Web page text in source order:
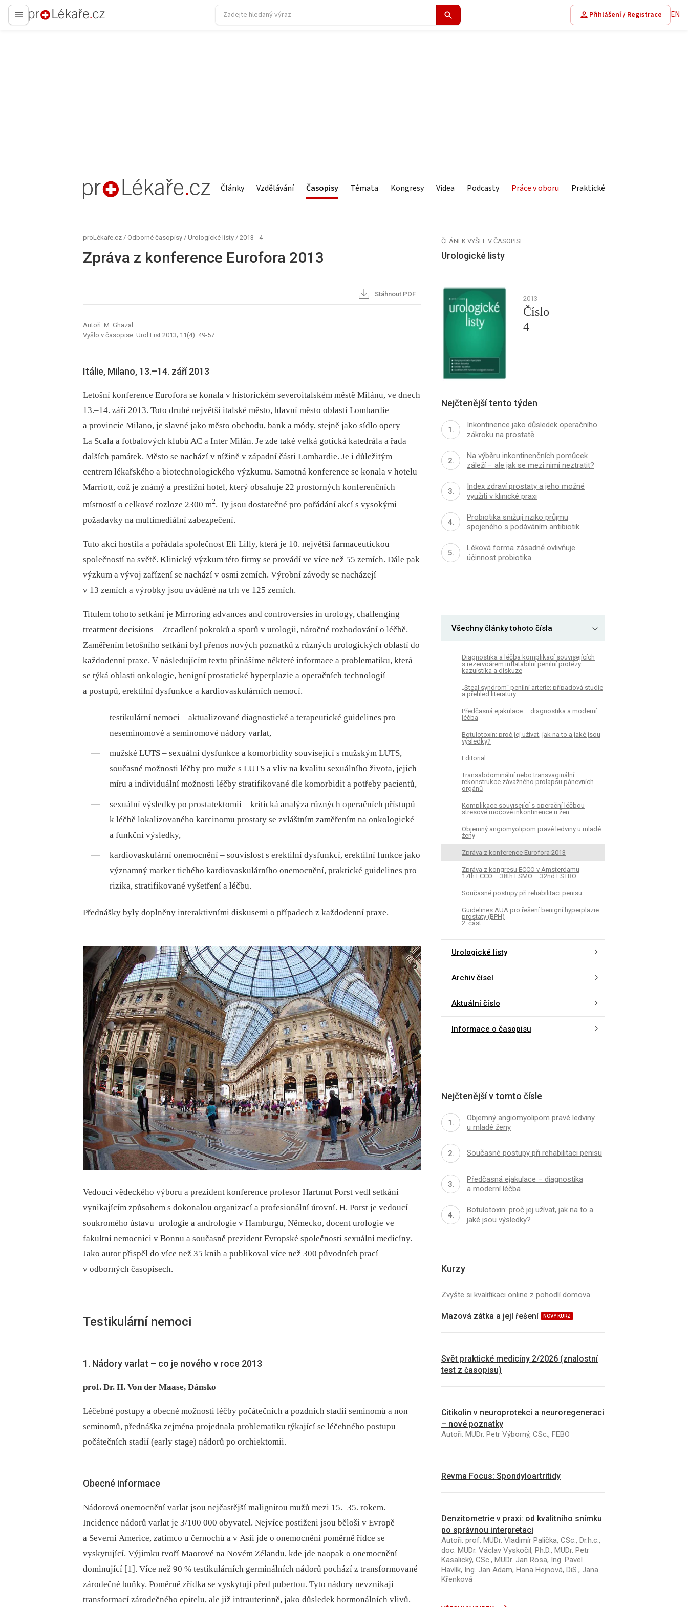
proLékaře.cz
Přihlášení / Registrace EN
proLékaře.cz Články Vzdělávání Časopisy Témata Kongresy Videa Podcasty Práce v oboru Praktické
proLékaře.cz / Odborné časopisy / Urologické listy / 2013 - 4
Zpráva z konference Eurofora 2013
Stáhnout PDF
Autoři: M. Ghazal
Vyšlo v časopise: Urol List 2013; 11(4): 49-57
Itálie, Milano, 13.–14. září 2013
Letošní konference Eurofora se konala v historickém severoitalském městě Milánu, ve dnech
13.–14. září 2013. Toto druhé největší italské město, hlavní město oblasti Lombardie
a provincie Milano, je slavné jako město obchodu, bank a módy, stejně jako sídlo opery
La Scala a fotbalových klubů AC a Inter Milán. Je zde také velká gotická katedrála a řada
dalších památek. Město se nachází v nížině v západní části Lombardie. Je i důležitým
centrem lékařského a biotechnologického výzkumu. Samotná konference se konala v hotelu
Marriott, což je známý a prestižní hotel, který obsahuje 22 prostorných konferenčních
místností o celkové rozloze 2300 m2. Ty jsou dostatečné pro pořádání akcí s vysokými
požadavky na multimediální zabezpečení.
Tuto akci hostila a pořádala společnost Eli Lilly, která je 10. největší farmaceutickou
společností na světě. Klinický výzkum této firmy se provádí ve více než 55 zemích. Dále pak
výzkum a vývoj zařízení se nachází v osmi zemích. Výrobní závody se nacházejí
v 13 zemích a výrobky jsou uváděné na trh ve 125 zemích.
Titulem tohoto setkání je Mirroring advances and controversies in urology, challenging
treatment decisions –⁠ Zrcadlení pokroků a sporů v urologii, náročné rozhodování o léčbě.
Zaměřením letošního setkání byl přenos nových poznatků z různých urologických oblastí do
každodenní praxe. V následujícím textu přinášíme některé informace a problematiku, která
se týká oblasti onkologie, benigní prostatické hyperplazie a operačních technologií
a postupů, erektilní dysfunkce a kardiovaskulárních nemocí.
testikulární nemoci –⁠ aktualizované diagnostické a terapeutické guidelines pro
neseminomové a seminomové nádory varlat,
mužské LUTS –⁠ sexuální dysfunkce a komorbidity související s mužským LUTS,
současné možnosti léčby pro muže s LUTS a vliv na kvalitu sexuálního života, jejich
míru a individuální možnosti léčby stratifikované dle komorbidit a potřeby pacientů,
sexuální výsledky po prostatektomii –⁠ kritická analýza různých operačních přístupů
k léčbě lokalizovaného karcinomu prostaty se zvláštním zaměřením na onkologické
a funkční výsledky,
kardiovaskulární onemocnění –⁠ souvislost s erektilní dysfunkcí, erektilní funkce jako
významný marker tichého kardiovaskulárního onemocnění, praktické guidelines pro
rizika, stratifikované vyšetření a léčbu.
Přednášky byly doplněny interaktivními diskusemi o případech z každodenní praxe.
Vedoucí vědeckého výboru a prezident konference profesor Hartmut Porst vedl setkání
vynikajícím způsobem s dokonalou organizací a profesionální úrovní. H. Porst je vedoucí
soukromého ústavu urologie a andrologie v Hamburgu, Německo, docent urologie ve
fakultní nemocnici v Bonnu a současně prezident Evropské společnosti sexuální medicíny.
Jako autor přispěl do více než 35 knih a publikoval více než 300 původních prací
v odborných časopisech.
Testikulární nemoci
1. Nádory varlat –⁠ co je nového v roce 2013
prof. Dr. H. Von der Maase, Dánsko
Léčebné postupy a obecné možnosti léčby počátečních a pozdních stadií seminomů a non
seminomů, přednáška zejména projednala problematiku týkající se léčebného postupu
počátečních stadií (early stage) nádorů po orchiektomii.
Obecné informace
Nádorová onemocnění varlat jsou nejčastější malignitou mužů mezi 15.–35. rokem.
Incidence nádorů varlat je 3/100 000 obyvatel. Nejvíce postiženi jsou běloši v Evropě
a Severní Americe, zatímco u černochů a v Asii jde o onemocnění poměrně řídce se
vyskytující. Výjimku tvoří Maorové na Novém Zélandu, kde jde naopak o onemocnění
dominující [1]. Více než 90 % testikulárních germinálních nádorů pochází z transformované
zárodečné buňky. Poměrně zřídka se vyskytují před pubertou. Tyto nádory nevznikají
transformací zárodečného epitelu, ale již intrauterinně, jako důsledek hormonálních vlivů.
ČLÁNEK VYŠEL V ČASOPISE
Urologické listy
2013
Číslo
4
Nejčtenější tento týden
Inkontinence jako důsledek operačního
zákroku na prostatě
Na výběru inkontinenčních pomůcek
záleží − ale jak se mezi nimi neztratit?
Index zdraví prostaty a jeho možné
využití v klinické praxi
Probiotika snižují riziko průjmu
spojeného s podáváním antibiotik
Léková forma zásadně ovlivňuje
účinnost probiotika
Všechny články tohoto čísla
Diagnostika a léčba komplikací souvisejících
s rezervoárem inflatabilní penilní protézy:
kazuistika a diskuze
„Steal syndrom“ penilní arterie: případová studie
a přehled literatury
Předčasná ejakulace – diagnostika a moderní
léčba
Botulotoxin: proč jej užívat, jak na to a jaké jsou
výsledky?
Editorial
Transabdominální nebo transvaginální
rekonstrukce závažného prolapsu pánevních
orgánů
Komplikace související s operační léčbou
stresové močové inkontinence u žen
Objemný angiomyolipom pravé ledviny u mladé
ženy
Zpráva z konference Eurofora 2013
Zpráva z kongresu ECCO v Amsterdamu
17th ECCO – 38th ESMO – 32nd ESTRO
Současné postupy při rehabilitaci penisu
Guidelines AUA pro řešení benigní hyperplazie
prostaty (BPH)
2. část
Urologické listy
Archiv čísel
Aktuální číslo
Informace o časopisu
Nejčtenější v tomto čísle
Objemný angiomyolipom pravé ledviny
u mladé ženy
Současné postupy při rehabilitaci penisu
Předčasná ejakulace – diagnostika
a moderní léčba
Botulotoxin: proč jej užívat, jak na to a
jaké jsou výsledky?
Kurzy
Zvyšte si kvalifikaci online z pohodlí domova
Mazová zátka a její řešení NOVÝ KURZ
Svět praktické medicíny 2/2026 (znalostní
test z časopisu)
Citikolin v neuroprotekci a neuroregeneraci
– nové poznatky
Autoři: MUDr. Petr Výborný, CSc., FEBO
Revma Focus: Spondyloartritidy
Denzitometrie v praxi: od kvalitního snímku
po správnou interpretaci
Autoři: prof. MUDr. Vladimír Palička, CSc., Dr.h.c.,
doc. MUDr. Václav Vyskočil, Ph.D., MUDr. Petr
Kasalický, CSc., MUDr. Jan Rosa, Ing. Pavel
Havlík, Ing. Jan Adam, Hana Hejnová, DiS., Jana
Křenková